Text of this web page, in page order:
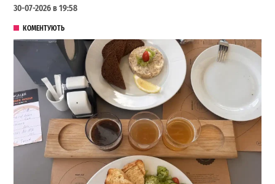
30-07-2026 в 19:58
КОМЕНТУЮТЬ